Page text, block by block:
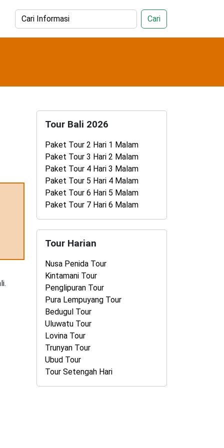
Cari
Tour Bali 2026
Paket Tour 2 Hari 1 Malam
Paket Tour 3 Hari 2 Malam
Paket Tour 4 Hari 3 Malam
Paket Tour 5 Hari 4 Malam
Paket Tour 6 Hari 5 Malam
Paket Tour 7 Hari 6 Malam
Tour Harian
Nusa Penida Tour
Kintamani Tour
Penglipuran Tour
Pura Lempuyang Tour
Bedugul Tour
Uluwatu Tour
Lovina Tour
Trunyan Tour
Ubud Tour
Tour Setengah Hari